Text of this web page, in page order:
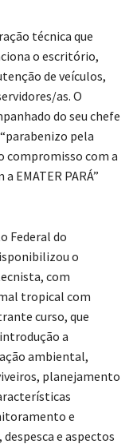
técnica que
o escritório,
de veículos,
as. O
do seu chefe
pela
compromisso com a
EMATER PARÁ”
Federal do
o
com
tropical com
curso, que
a
ambiental,
planejamento
e
e aspectos